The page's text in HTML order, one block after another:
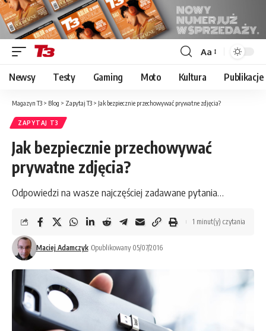
Font
Resizer
Aa
Newsy Testy Gaming Moto Kultura Publikacje
Magazyn T3 > Blog > Zapytaj T3 > Jak bezpiecznie przechowywać prywatne zdjęcia?
ZAPYTAJ T3
Jak bezpiecznie przechowywać
prywatne zdjęcia?
Odpowiedzi na wasze najczęściej zadawane pytania…
Maciej Adamczyk Opublikowany 05/07/2016
1 minut(y) czytania